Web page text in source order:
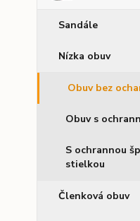
Sandále
Nízka obuv
Obuv bez
Obuv s
S ochrannou
stielkou
Členková obuv